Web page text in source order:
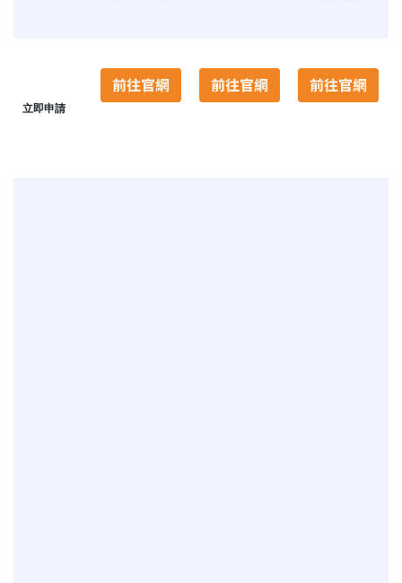
立即申請